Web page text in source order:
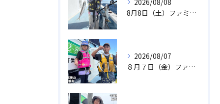
8月8日（土）ファミリーアジ
2026/08/07
８月７日（金）ファミリフィッシング